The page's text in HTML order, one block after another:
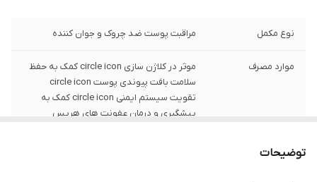
نوع مکمل مراقبت پوست ضد چروک و جوان کننده
موارد مصرف
موثر در کلاژن سازی circle icon کمک به حفظ
سلامت بافت پیوندی پوست circle icon
تقویت سیستم ایمنی circle icon کمک به
پیشگیری و درمان عفونت های هرپس
نحوه مصرف
توضیحات